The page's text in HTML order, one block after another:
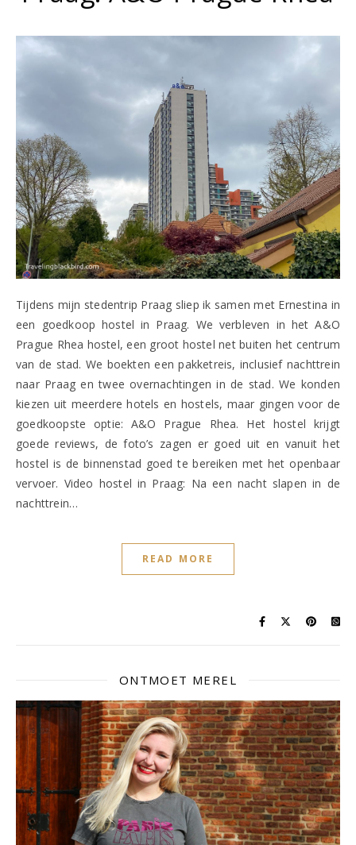
Tijdens mijn stedentrip Praag sliep ik samen met Ernestina in
een goedkoop hostel in Praag. We verbleven in het A&O
Prague Rhea hostel, een groot hostel net buiten het centrum
van de stad. We boekten een pakketreis, inclusief nachttrein
naar Praag en twee overnachtingen in de stad. We konden
kiezen uit meerdere hotels en hostels, maar gingen voor de
goedkoopste optie: A&O Prague Rhea. Het hostel krijgt
goede reviews, de foto’s zagen er goed uit en vanuit het
hostel is de binnenstad goed te bereiken met het openbaar
vervoer. Video hostel in Praag: Na een nacht slapen in de
nachttrein…
READ MORE
ONTMOET MEREL